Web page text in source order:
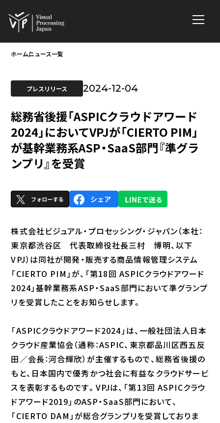
ホームニュース一覧
プレスリリース 2024-12-04
総務省後援「ASPICクラウドアワード
2024」においてVPJが「CIERTO PIM」
が基幹業務系ASP・SaaS部門『準グラ
ンプリ』を受賞
株式会社ビジュアル・プロセッシング・ジャパン（本社：
東京都渋谷区 代表取締役社長三村 博明、以下
VPJ）は同社が開発・販売する商品情報管理システム
「CIERTO PIM」が、「第18回 ASPICクラウドアワード
2024」基幹業務系ASP・SaaS部門において準グランプ
リを受賞したことをお知らせします。
「ASPICクラウドアワード2024」は、一般社団法人日本
クラウド産業協会（通称：ASPIC、東京都品川区西五反
田／会長：河合輝欣）が主催するもので、総務省後援の
もと、日本国内で優秀かつ社会に有益なクラウドサービ
スを表彰するものです。VPJは、「第13回 ASPICクラウ
ドアワード2019」のASP・SaaS部門において、
「CIERTO DAM」が総合グランプリを受賞しておりま